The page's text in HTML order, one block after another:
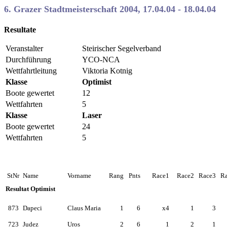
6. Grazer Stadtmeisterschaft 2004, 17.04.04 - 18.04.04
Resultate
Veranstalter
Steirischer Segelverband
Durchführung
YCO-NCA
Wettfahrtleitung
Viktoria Kotnig
Klasse
Optimist
Boote gewertet
12
Wettfahrten
5
Klasse
Laser
Boote gewertet
24
Wettfahrten
5
StNr Name Vorname Rang Pnts Race1 Race2 Race3
Resultat Optimist
873 Dapeci Claus Maria 1 6 x4 1 3
723 Judez Uros 2 6 1 2 1